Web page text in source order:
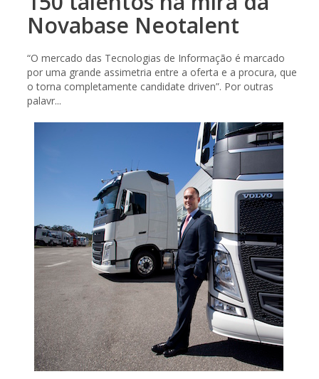
Novabase Neotalent
“O mercado das Tecnologias de Informação é marcado
por uma grande assimetria entre a oferta e a procura, que
o torna completamente candidate driven”. Por outras
palavr...